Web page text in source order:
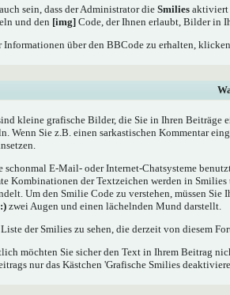
sein, dass der Administrator die Smilies aktiviert
und den [img] Code, der Ihnen erlaubt, Bilder in
Informationen über den BBCode zu erhalten,
kleine grafische Bilder, die Sie in Ihren Beiträge
Wenn Sie z.B. einen sarkastischen Kommentar
schonmal E-Mail- oder Internet-Chatsysteme
Kombinationen der Textzeichen werden in
Um den Smilie Code zu verstehen, müssen
:) zwei Augen und einen lächelnden Mund darstellt.
der Smilies zu sehen, die derzeit von diesem
möchten Sie sicher den Text in Ihrem Beitrag
nur das Kästchen 'Grafische Smilies